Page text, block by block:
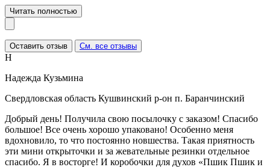
Читать полностью
Оставить отзыв См. все отзывы
Н
Надежда Кузьмина
Свердловская область Кушвинский р-он п. Баранчинский
Добрый день! Получила свою посылочку с заказом! Спасибо
большое! Все очень хорошо упаковано! Особенно меня
вдохновило, то что постоянно новшества. Такая приятность
эти мини открыточки и за жевательные резинки отдельное
спасибо. Я в восторге! И коробочки для духов «Пшик Пшик и